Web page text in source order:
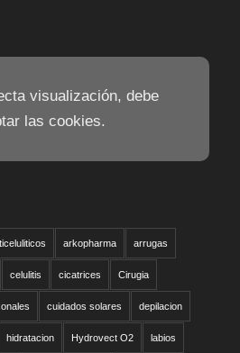
visualización, debe
las cookies.
arkopharma arrugas
celulitis cicatrices Cirugia
cuidados solares depilacion
hidratacion Hydrovect O2 labios